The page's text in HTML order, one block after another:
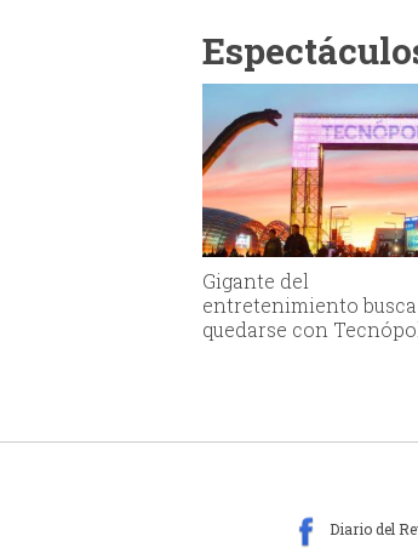
Gigante del
entretenimiento busca
quedarse con
Diario del